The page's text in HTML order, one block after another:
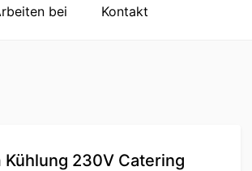
bei Kontakt
Kühlung 230V Catering